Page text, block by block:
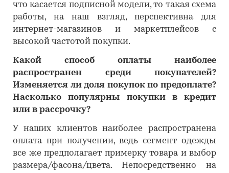
что касается подписной модели, то такая схема
работы, на наш взгляд, перспективна для
интернет-магазинов и маркетплейсов с
высокой частотой покупки.
Какой способ оплаты наиболее
распространен среди покупателей?
Изменяется ли доля покупок по предоплате?
Насколько популярны покупки в кредит
или в рассрочку?
У наших клиентов наиболее распространена
оплата при получении, ведь сегмент одежды
все же предполагает примерку товара и выбор
размера/фасона/цвета. Непосредственно на